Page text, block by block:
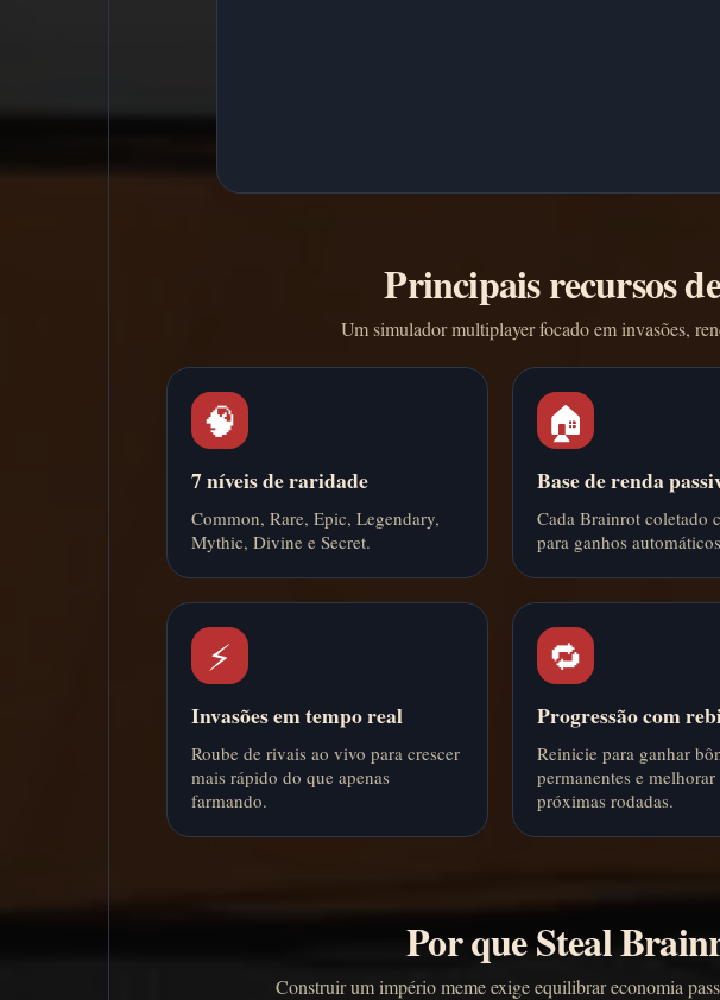
Principais recursos
Um simulador multiplayer focado em invasões,
🧠
7 níveis de raridade
Common, Rare, Epic, Legendary,
Mythic, Divine e Secret.
🏠
Base de renda
Cada Brainrot coletado
para ganhos
⚡
Invasões em tempo real
Roube de rivais ao vivo para crescer
mais rápido do que apenas
farmando.
🔁
Progressão com
Reinicie para ganhar
permanentes e melhorar
próximas rodadas.
Por que Steal
Construir um império meme exige equilibrar economia